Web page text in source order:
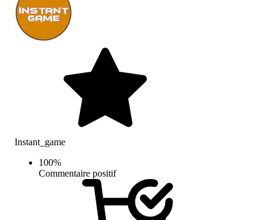
Instant_game
100%
Commentaire positif